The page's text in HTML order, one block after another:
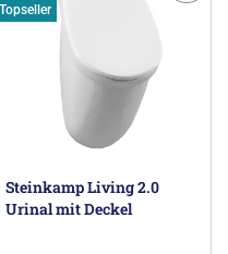
Topseller
Steinkamp Living 2.0
Urinal mit Deckel